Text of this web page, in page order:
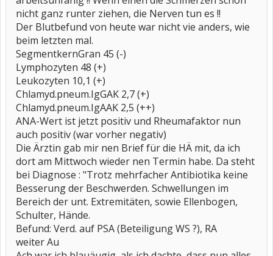
nicht ganz runter ziehen, die Nerven tun es !!
Der Blutbefund von heute war nicht vie anders, wie
beim letzten mal.
SegmentkernGran 45 (-)
Lymphozyten 48 (+)
Leukozyten 10,1 (+)
Chlamyd.pneum.IgGAK 2,7 (+)
Chlamyd.pneum.IgAAK 2,5 (++)
ANA-Wert ist jetzt positiv und Rheumafaktor nun
auch positiv (war vorher negativ)
Die Ärztin gab mir nen Brief für die HÄ mit, da ich
dort am Mittwoch wieder nen Termin habe. Da steht
bei Diagnose : "Trotz mehrfacher Antibiotika keine
Besserung der Beschwerden. Schwellungen im
Bereich der unt. Extremitäten, sowie Ellenbogen,
Schulter, Hände.
Befund: Verd. auf PSA (Beteiligung WS ?), RA
weiter Au